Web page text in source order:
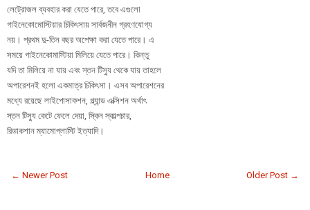
লেট্রোজল ব্যবহার করা যেতে পারে, তবে এগুলো
গাইনেকোমোস্টিয়ার চিকিৎসায় সার্বজনীন গ্রহণযোগ্য
নয়। প্রথম দু-তিন বছর অপেক্ষা করা যেতে পারে। এ
সময়ে গাইনেকোমাস্টিয়া মিলিয়ে যেতে পারে। কিন্তু
যদি তা মিলিয়ে না যায় এবং স্তন টিস্যু থেকে যায় তাহলে
অপারেশনই হলো একমাত্র চিকিৎসা। এসব অপারেশনের
মধ্যে রয়েছে লাইপোসাকশন, গ্ল্যান্ড এক্সিশন অর্থাৎ
স্তন টিস্যু কেটে ফেলে দেয়া, স্কিন স্কাল্পচার,
রিডাকশান ম্যামোপ্লাস্টি ইত্যাদি।
← Newer Post Older Post →
Home